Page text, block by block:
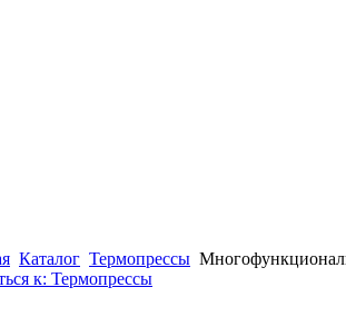
Каталог Термопрессы
к: Термопрессы